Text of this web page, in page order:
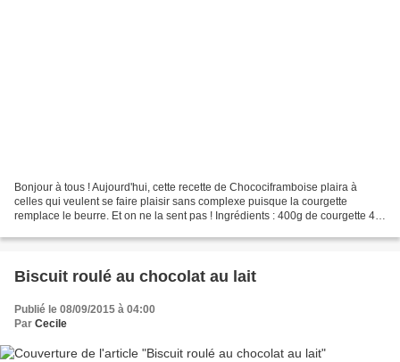
Bonjour à tous ! Aujourd'hui, cette recette de Chocociframboise plaira à
celles qui veulent se faire plaisir sans complexe puisque la courgette
remplace le beurre. Et on ne la sent pas ! Ingrédients : 400g de courgette 4
Biscuit roulé au chocolat au lait
Publié le 08/09/2015 à 04:00
Par Cecile